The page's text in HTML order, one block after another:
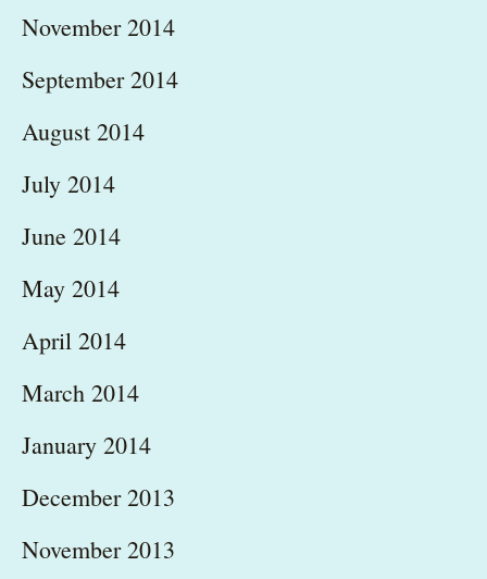
November 2014
September 2014
August 2014
July 2014
June 2014
May 2014
April 2014
March 2014
January 2014
December 2013
November 2013